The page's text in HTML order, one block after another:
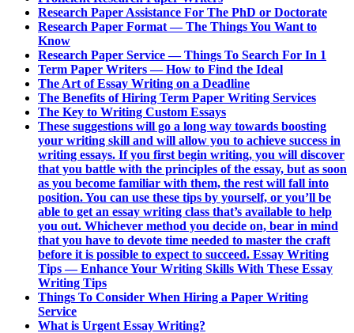
Research Paper Assistance For The PhD or Doctorate
Research Paper Format — The Things You Want to
Know
Research Paper Service — Things To Search For In 1
Term Paper Writers — How to Find the Ideal
The Art of Essay Writing on a Deadline
The Benefits of Hiring Term Paper Writing Services
The Key to Writing Custom Essays
These suggestions will go a long way towards boosting
your writing skill and will allow you to achieve success in
writing essays. If you first begin writing, you will discover
that you battle with the principles of the essay, but as soon
as you become familiar with them, the rest will fall into
position. You can use these tips by yourself, or you’ll be
able to get an essay writing class that’s available to help
you out. Whichever method you decide on, bear in mind
that you have to devote time needed to master the craft
before it is possible to expect to succeed. Essay Writing
Tips — Enhance Your Writing Skills With These Essay
Writing Tips
Things To Consider When Hiring a Paper Writing
Service
What is Urgent Essay Writing?